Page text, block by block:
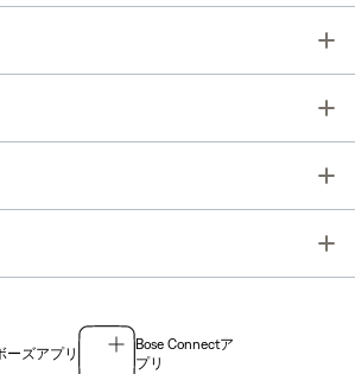
ーズアプリ
Bose Connectア
プリ